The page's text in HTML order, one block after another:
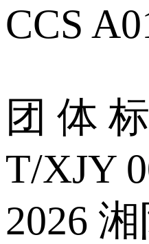
CCS
团 体
T/XJY
2026